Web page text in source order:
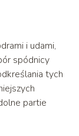
i udami,
spódnicy
tych
partie